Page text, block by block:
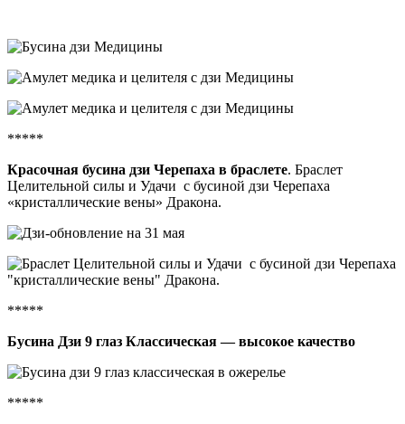
*****
Красочная бусина дзи Черепаха в браслете. Браслет
Целительной силы и Удачи с бусиной дзи Черепаха
«кристаллические вены» Дракона.
*****
Бусина Дзи 9 глаз Классическая — высокое качество
*****